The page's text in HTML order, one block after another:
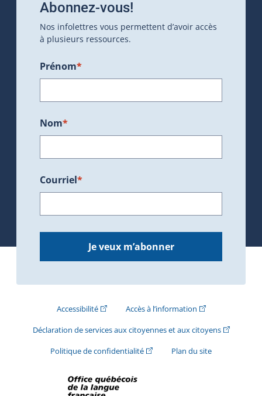
Abonnez-vous!
Nos infolettres vous permettent d’avoir accès
à plusieurs ressources.
Prénom*
Nom*
Courriel*
Je veux m’abonner
Accessibilité(Cet hyperlien externe s'ouvrira dans une
Accès à l’information(Cet hyperlien
Déclaration de services aux citoyennes et aux citoyens(Cet
Politique de confidentialité(Cet hyperlien externe s'ouvrira
Plan du site